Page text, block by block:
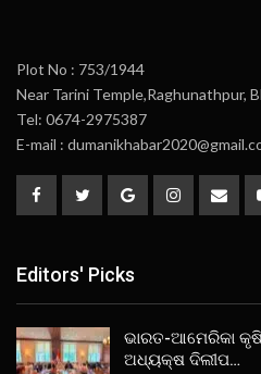
Plot No : 753/1944
Near Tarini Temple,Raghunathpur,
Tel: 0674-2975387
E-mail :
Editors' Picks
ଭାରତ-ଆମେରିକା
ଅଧ୍ୟକ୍ଷ ଦିଲୀପ…